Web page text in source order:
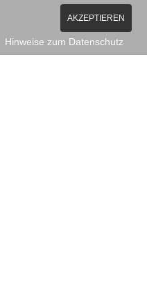
AKZEPTIEREN
Hinweise zum Datenschutz